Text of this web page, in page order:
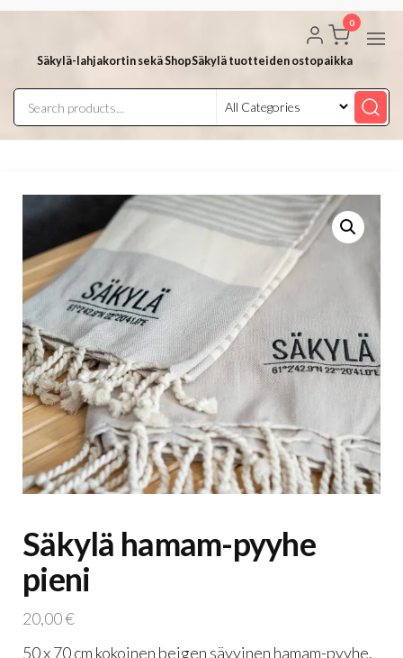
Skip
content
Säkylä-lahjakortin sekä ShopSäkylä tuotteiden ostopaikka
0
Säkylä hamam-pyyhe
pieni
20,00€
50 x 70 cm kokoinen beigen sävyinen hamam-pyyhe,